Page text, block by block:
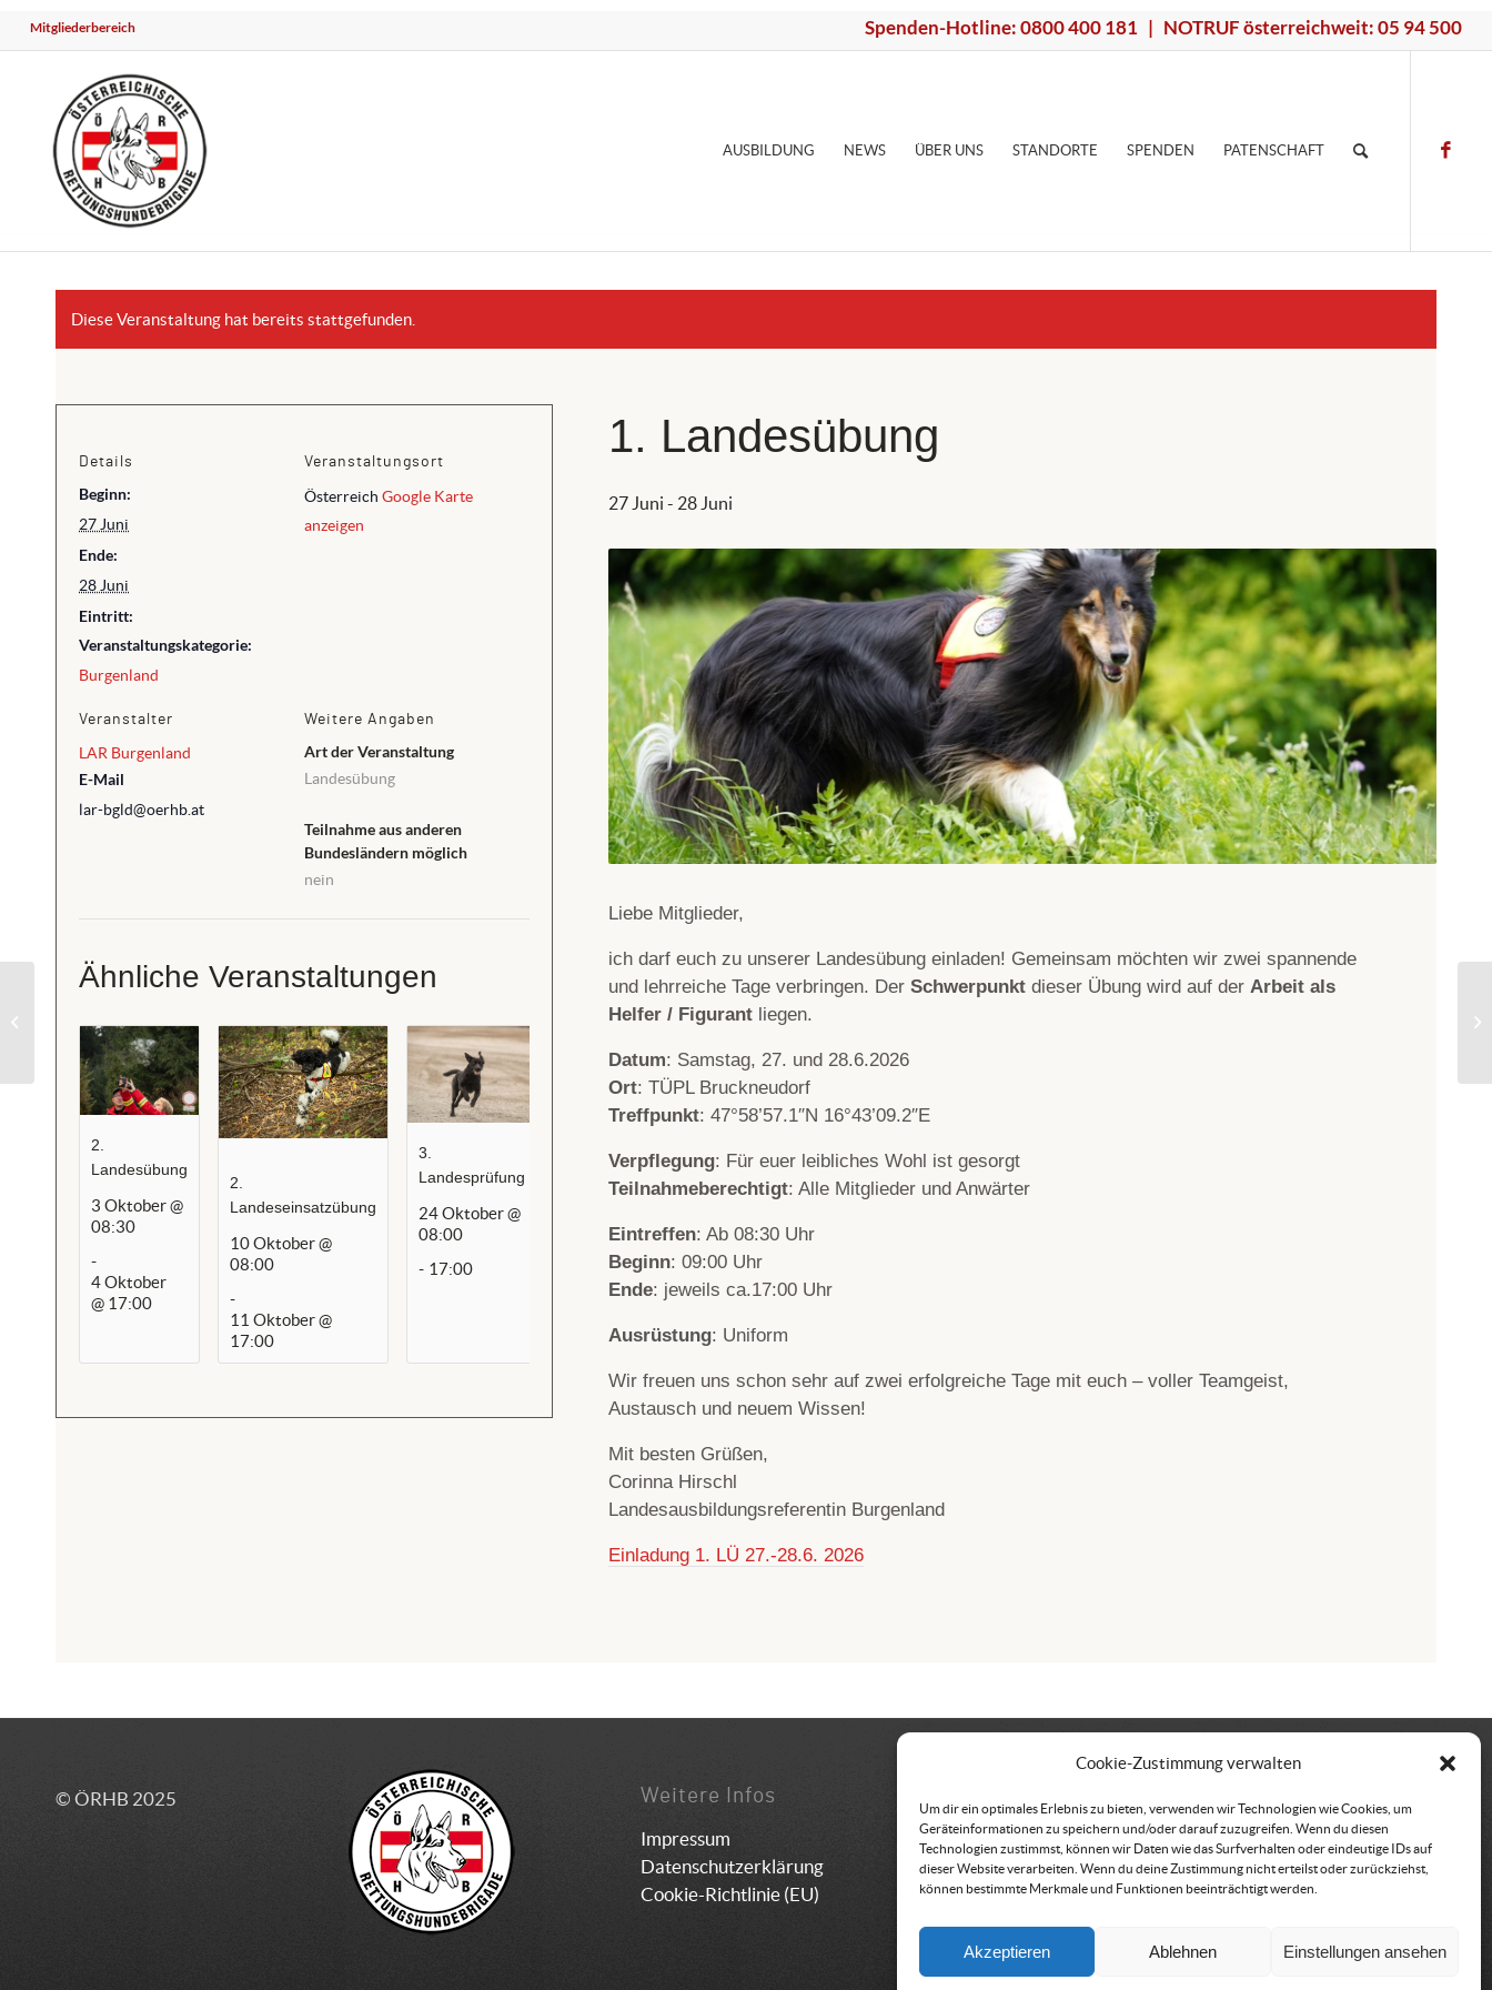
Cookie-Zustimmung verwalten
Um dir ein optimales Erlebnis zu bieten, verwenden wir Technologien wie Cookies, um
Geräteinformationen zu speichern und/oder darauf zuzugreifen. Wenn du diesen
Technologien zustimmst, können wir Daten wie das Surfverhalten oder eindeutige IDs auf
dieser Website verarbeiten. Wenn du deine Zustimmung nicht erteilst oder zurückziehst,
können bestimmte Merkmale und Funktionen beeinträchtigt werden.
Akzeptieren Ablehnen Einstellungen ansehen
Mitgliederbereich Spenden-Hotline: 0800 400 181 | NOTRUF österreichweit: 05 94 500
AUSBILDUNG NEWS ÜBER UNS STANDORTE SPENDEN PATENSCHAFT
Diese Veranstaltung hat bereits stattgefunden.
1. Landesübung
27 Juni - 28 Juni
Liebe Mitglieder,
ich darf euch zu unserer Landesübung einladen! Gemeinsam möchten wir zwei spannende
und lehrreiche Tage verbringen. Der Schwerpunktdieser Übung wird auf der Arbeit als
Helfer / Figurantliegen.
Datum: Samstag, 27. und 28.6.2026
Ort: TÜPL Bruckneudorf
Treffpunkt: 47°58’57.1″N 16°43’09.2″E
Verpflegung: Für euer leibliches Wohl ist gesorgt
Teilnahmeberechtigt: Alle Mitglieder und Anwärter
Eintreffen: Ab 08:30 Uhr
Beginn: 09:00 Uhr
Ende: jeweils ca.17:00 Uhr
Ausrüstung: Uniform
Wir freuen uns schon sehr auf zwei erfolgreiche Tage mit euch – voller Teamgeist,
Austausch und neuem Wissen!
Mit besten Grüßen,
Corinna Hirschl
Landesausbildungsreferentin Burgenland
Einladung 1. LÜ 27.-28.6. 2026
Details
Beginn:
27 Juni
Ende:
28 Juni
Eintritt:
Veranstaltungskategorie:
Burgenland
Veranstaltungsort
Österreich Google Karte
anzeigen
Veranstalter
LAR Burgenland
E-Mail
lar-bgld@oerhb.at
Weitere Angaben
Art der Veranstaltung
Landesübung
Teilnahme aus anderen
Bundesländern möglich
nein
Ähnliche Veranstaltungen
2.
Landesübung
3 Oktober @
08:30
-
4 Oktober
@ 17:00
2.
Landeseinsatzübung
10 Oktober @
08:00
-
11 Oktober @
17:00
3.
Landesprüfung
24 Oktober @
08:00
- 17:00
© ÖRHB 2025
Weitere Infos
Impressum
Datenschutzerklärung
Cookie-Richtlinie (EU)
Bundesbüro der ÖRHB
Schulstraße 443
8962 Gröbming
05 94 500 152
office@oerhb.at
Rechnungsadresse
Österreichische
Rettungshundebrigade
1100 Wien
Landestraining Staffel Weiz